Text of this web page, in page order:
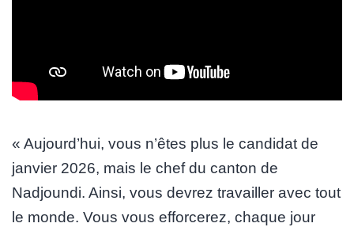
« Aujourd’hui, vous n’êtes plus le candidat de
janvier 2026, mais le chef du canton de
Nadjoundi. Ainsi, vous devrez travailler avec tout
le monde. Vous vous efforcerez, chaque jour